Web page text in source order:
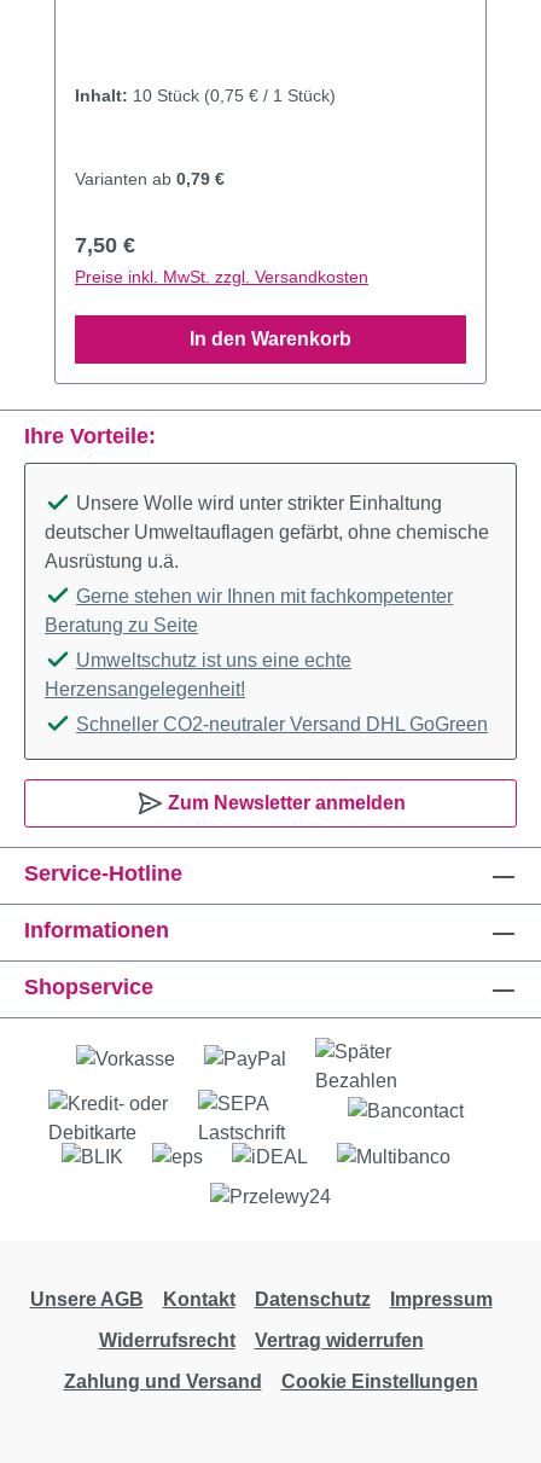
Inhalt: 10 Stück (0,75 € / 1 Stück)
Varianten ab 0,79 €
Regulärer Preis:
7,50 €
Preise inkl. MwSt. zzgl. Versandkosten
In den Warenkorb
Service-Hotline
Informationen
Shopservice
Ihre Vorteile:
Unsere Wolle wird unter strikter Einhaltung
deutscher Umweltauflagen gefärbt, ohne chemische
Ausrüstung u.ä.
Gerne stehen wir Ihnen mit fachkompetenter
Beratung zu Seite
Umweltschutz ist uns eine echte
Herzensangelegenheit!
Schneller CO2-neutraler Versand DHL GoGreen
Zum Newsletter anmelden
Unsere AGB Kontakt Datenschutz
Impressum
Widerrufsrecht
Vertrag widerrufen
Zahlung und Versand
Cookie Einstellungen